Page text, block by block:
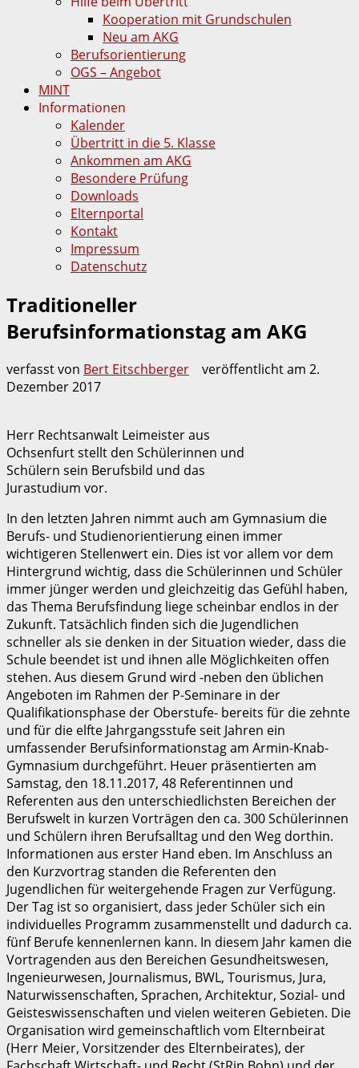
Kooperation mit Grundschulen
Neu am AKG
Berufsorientierung
OGS – Angebot
MINT
Informationen
Kalender
Übertritt in die 5. Klasse
Ankommen am AKG
Besondere Prüfung
Downloads
Elternportal
Kontakt
Impressum
Datenschutz
Traditioneller
Berufsinformationstag am AKG
verfasst von Bert Eitschberger veröffentlicht am 2.
Dezember 2017
Herr Rechtsanwalt Leimeister aus
Ochsenfurt stellt den Schülerinnen und
Schülern sein Berufsbild und das
Jurastudium vor.
In den letzten Jahren nimmt auch am Gymnasium die
Berufs- und Studienorientierung einen immer
wichtigeren Stellenwert ein. Dies ist vor allem vor dem
Hintergrund wichtig, dass die Schülerinnen und Schüler
immer jünger werden und gleichzeitig das Gefühl haben,
das Thema Berufsfindung liege scheinbar endlos in der
Zukunft. Tatsächlich finden sich die Jugendlichen
schneller als sie denken in der Situation wieder, dass die
Schule beendet ist und ihnen alle Möglichkeiten offen
stehen. Aus diesem Grund wird -neben den üblichen
Angeboten im Rahmen der P-Seminare in der
Qualifikationsphase der Oberstufe- bereits für die zehnte
und für die elfte Jahrgangsstufe seit Jahren ein
umfassender Berufsinformationstag am Armin-Knab-
Gymnasium durchgeführt. Heuer präsentierten am
Samstag, den 18.11.2017, 48 Referentinnen und
Referenten aus den unterschiedlichsten Bereichen der
Berufswelt in kurzen Vorträgen den ca. 300 Schülerinnen
und Schülern ihren Berufsalltag und den Weg dorthin.
Informationen aus erster Hand eben. Im Anschluss an
den Kurzvortrag standen die Referenten den
Jugendlichen für weitergehende Fragen zur Verfügung.
Der Tag ist so organisiert, dass jeder Schüler sich ein
individuelles Programm zusammenstellt und dadurch ca.
fünf Berufe kennenlernen kann. In diesem Jahr kamen die
Vortragenden aus den Bereichen Gesundheitswesen,
Ingenieurwesen, Journalismus, BWL, Tourismus, Jura,
Naturwissenschaften, Sprachen, Architektur, Sozial- und
Geisteswissenschaften und vielen weiteren Gebieten. Die
Organisation wird gemeinschaftlich vom Elternbeirat
(Herr Meier, Vorsitzender des Elternbeirates), der